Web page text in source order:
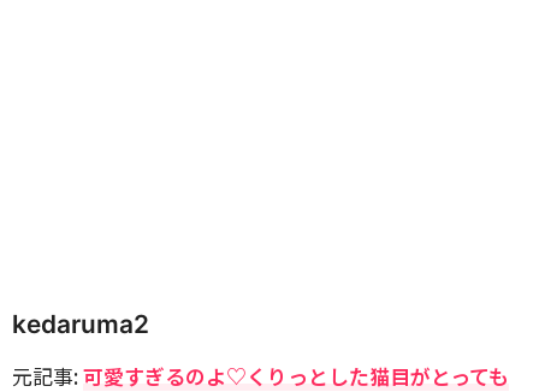
kedaruma2
元記事:可愛すぎるのよ♡くりっとした猫目がとっても